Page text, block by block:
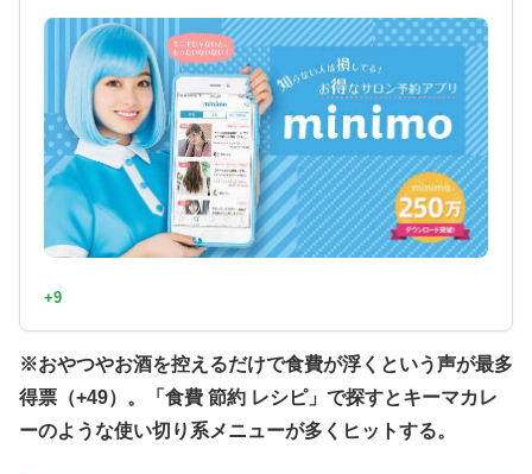
+9
※おやつやお酒を控えるだけで食費が浮くという声が最多
得票（+49）。「食費 節約 レシピ」で探すとキーマカレ
ーのような使い切り系メニューが多くヒットする。